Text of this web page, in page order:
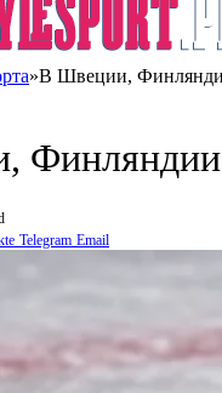
»В Швеции,
Telegram Email